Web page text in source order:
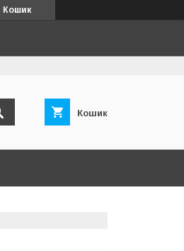
Кошик
Кошик